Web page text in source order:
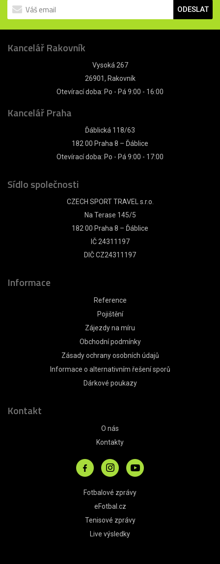
ODESLAT
Kancelář Rakovník
Vysoká 267
26901, Rakovník
Otevírací doba: Po - Pá 9:00 - 16:00
Kancelář Praha
Ďáblická 118/63
182 00 Praha 8 – Ďáblice
Otevírací doba: Po - Pá 9:00 - 17:00
Sídlo společnosti
CZECH SPORT TRAVEL s.r.o.
Na Terase 145/5
182 00 Praha 8 – Ďáblice
IČ 24311197
DIČ CZ24311197
Informace
Reference
Pojištění
Zájezdy na míru
Obchodní podmínky
Zásady ochrany osobních údajů
Informace o alternativním řešení sporů
Dárkové poukazy
Kontakt
O nás
Kontakty
Fotbalové zprávy
eFotbal.cz
Tenisové zprávy
Live výsledky